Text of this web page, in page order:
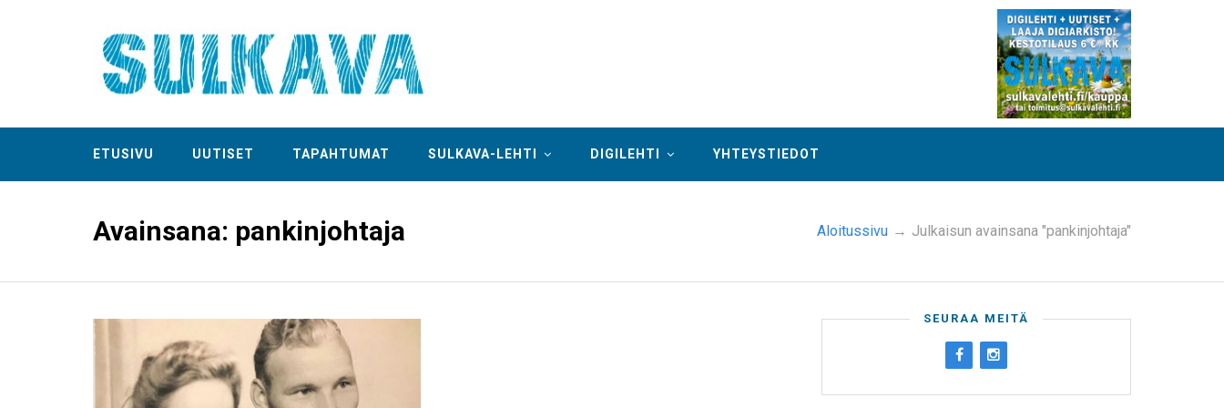
ETUSIVU UUTISET TAPAHTUMAT SULKAVA-LEHTI DIGILEHTI YHTEYSTIEDOT
Avainsana: pankinjohtaja Aloitussivu → Julkaisun avainsana "pankinjohtaja"
SEURAA MEITÄ